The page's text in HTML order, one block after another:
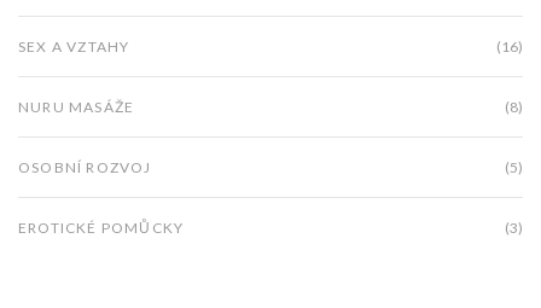
SEX A VZTAHY (16)
NURU MASÁŽE (8)
OSOBNÍ ROZVOJ (5)
EROTICKÉ POMŮCKY (3)